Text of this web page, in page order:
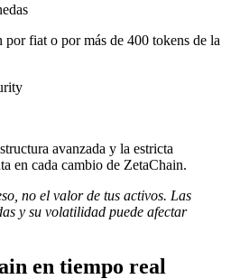
fiat o por más de 400 tokens de la
avanzada y la estricta
en cada cambio de ZetaChain.
no el valor de tus activos. Las
y su volatilidad puede afectar
en tiempo real